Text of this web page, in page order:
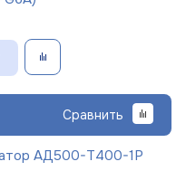
Сравнить
АД500-Т400-1Р